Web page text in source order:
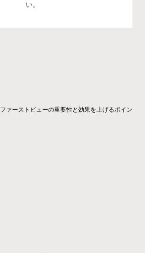
い。
ファーストビューの重要性と効果を上げるポイン